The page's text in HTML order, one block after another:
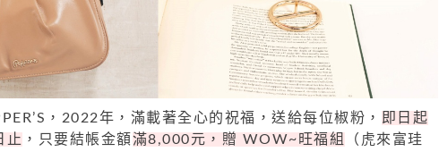
，2022年，滿載著全心的祝福，送給每位椒粉， 即日起
止 ，只要結帳金額滿8,000元，贈 WOW~旺福組
（虎來富珪